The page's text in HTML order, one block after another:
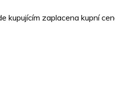
zaplacena kupní